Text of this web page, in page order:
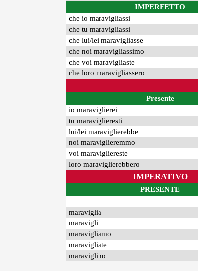
IMPERFETTO
che io maravigliassi
che tu maravigliassi
che lui/lei maravigliasse
che noi maravigliassimo
che voi maravigliaste
che loro maravigliassero
Presente
io maraviglierei
tu maraviglieresti
lui/lei maraviglierebbe
noi maraviglieremmo
voi maravigliereste
loro maraviglierebbero
IMPERATIVO
PRESENTE
—
maraviglia
maravigli
maravigliamo
maravigliate
maraviglino